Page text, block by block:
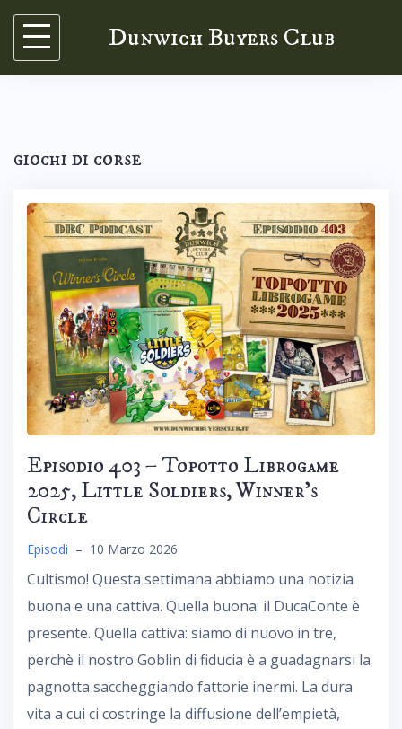
Skip
content
Dunwich Buyers Club
giochi di corse
Episodio 403 – Topotto Librogame
2025, Little Soldiers, Winner’s
Circle
Episodi – 10 Marzo 2026
Cultismo! Questa settimana abbiamo una notizia
buona e una cattiva. Quella buona: il DucaConte è
presente. Quella cattiva: siamo di nuovo in tre,
perchè il nostro Goblin di fiducia è a guadagnarsi la
pagnotta saccheggiando fattorie inermi. La dura
vita a cui ci costringe la diffusione dell’empietà,